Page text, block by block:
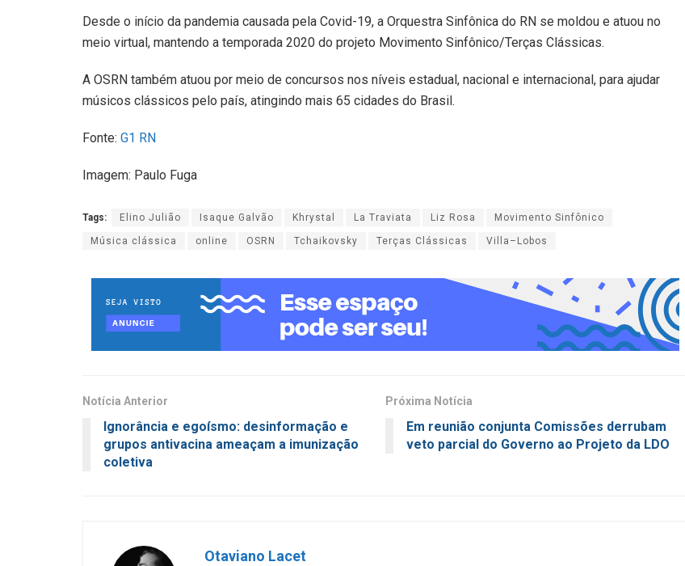
Desde o início da pandemia causada pela Covid-19, a Orquestra Sinfônica do RN se moldou e atuou no
meio virtual, mantendo a temporada 2020 do projeto Movimento Sinfônico/Terças Clássicas.
A OSRN também atuou por meio de concursos nos níveis estadual, nacional e internacional, para ajudar
músicos clássicos pelo país, atingindo mais 65 cidades do Brasil.
Fonte: G1 RN
Imagem: Paulo Fuga
Tags: Elino Julião Isaque Galvão Khrystal La Traviata Liz Rosa Movimento Sinfônico
Música clássica online OSRN Tchaikovsky Terças Clássicas Villa–Lobos
Notícia Anterior
Ignorância e egoísmo: desinformação e
grupos antivacina ameaçam a imunização
coletiva
Próxima Notícia
Em reunião conjunta Comissões derrubam
veto parcial do Governo ao Projeto da LDO
Otaviano Lacet